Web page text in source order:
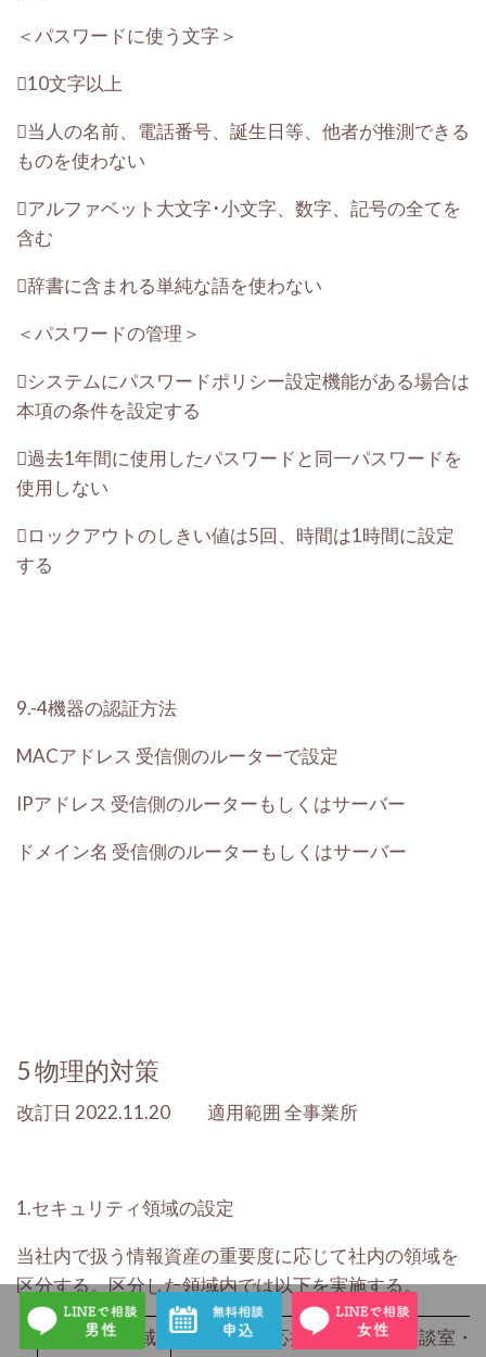
＜パスワードに使う文字＞
10文字以上
当人の名前、電話番号、誕生日等、他者が推測できる
ものを使わない
アルファベット大文字･小文字、数字、記号の全てを
含む
辞書に含まれる単純な語を使わない
＜パスワードの管理＞
システムにパスワードポリシー設定機能がある場合は
本項の条件を設定する
過去1年間に使用したパスワードと同一パスワードを
使用しない
ロックアウトのしきい値は5回、時間は1時間に設定
する
9.-4機器の認証方法
MACアドレス 受信側のルーターで設定
IPアドレス 受信側のルーターもしくはサーバー
ドメイン名 受信側のルーターもしくはサーバー
5物理的対策
改訂日 2022.11.20 適用範囲 全事業所
1.セキュリティ領域の設定
当社内で扱う情報資産の重要度に応じて社内の領域を
区分する。区分した領域内では以下を実施する。
レベル1 領域 本社受付・応接スペース・商談室・